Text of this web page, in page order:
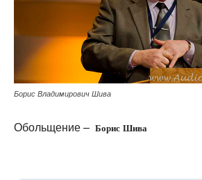
Борис Владимирович Шива
Обольщение – Борис Шива